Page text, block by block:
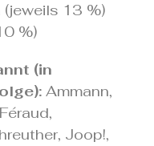
(jeweils 13 %)
%)
(in
Ammann,
Joop!,